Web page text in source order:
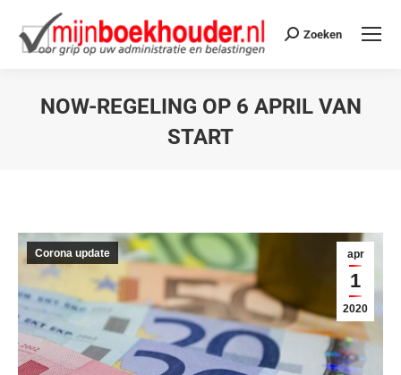
Zoeken
NOW-REGELING OP 6 APRIL VAN
START
apr
1
2020
Corona update